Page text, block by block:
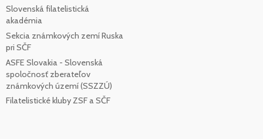
Slovenská filatelistická
akadémia
Sekcia známkových zemí Ruska
pri SČF
ASFE Slovakia - Slovenská
spoločnosť zberateľov
známkových území (SSZZÚ)
Filatelistické kluby ZSF a SČF